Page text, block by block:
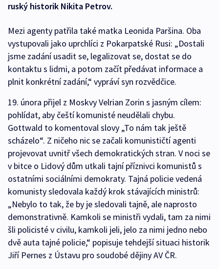
ruský historik Nikita Petrov.
Mezi agenty patřila také matka Leonida Paršina. Oba
vystupovali jako uprchlíci z Pokarpatské Rusi: „Dostali
jsme zadání usadit se, legalizovat se, dostat se do
kontaktu s lidmi, a potom začít předávat informace a
plnit konkrétní zadání,“ vypráví syn rozvědčice.
19. února přijel z Moskvy Velrian Zorin s jasným cílem:
pohlídat, aby čeští komunisté neudělali chybu.
Gottwald to komentoval slovy „To nám tak ještě
scházelo“. Z ničeho nic se začali komunističtí agenti
projevovat uvnitř všech demokratických stran. V noci se
v bitce o Lidový dům utkali tajní příznivci komunistů s
ostatními sociálními demokraty. Tajná policie vedená
komunisty sledovala každý krok stávajících ministrů:
„Nebylo to tak, že by je sledovali tajně, ale naprosto
demonstrativně. Kamkoli se ministři vydali, tam za nimi
šli policisté v civilu, kamkoli jeli, jelo za nimi jedno nebo
dvě auta tajné policie,“ popisuje tehdejší situaci historik
Jiří Pernes z Ústavu pro soudobé dějiny AV ČR.